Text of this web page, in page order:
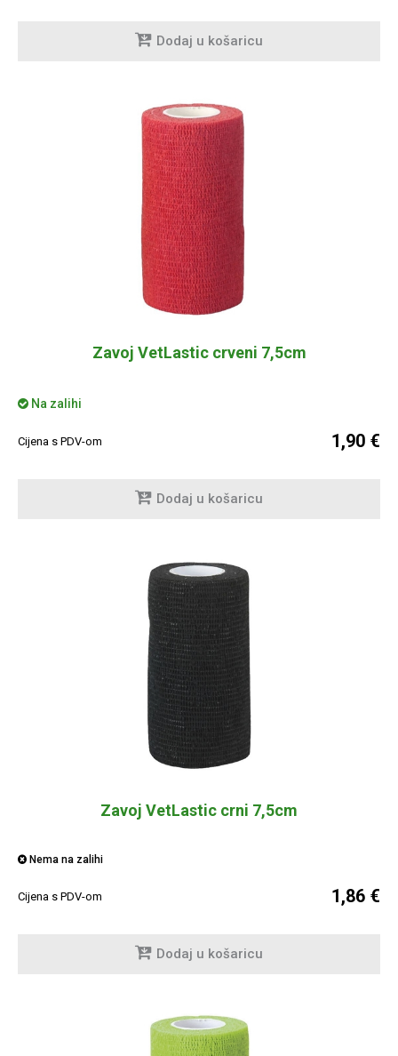
Dodaj u košaricu
Zavoj VetLastic crveni 7,5cm
Na zalihi
Cijena s PDV-om 1,90 €
Dodaj u košaricu
Zavoj VetLastic crni 7,5cm
Nema na zalihi
Cijena s PDV-om 1,86 €
Dodaj u košaricu